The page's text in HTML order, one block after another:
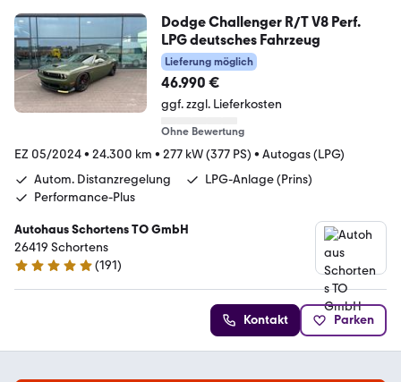
Dodge Challenger R/T V8 Perf.
LPG deutsches Fahrzeug
Lieferung möglich
46.990 €
ggf. zzgl. Lieferkosten
Ohne Bewertung
EZ 05/2024• 24.300 km • 277 kW (377 PS) • Autogas (LPG)
Autom. Distanzregelung
LPG-Anlage (Prins)
Performance-Plus
Autohaus Schortens TO GmbH
26419 Schortens
5 Sterne
(191)
Kontakt Parken